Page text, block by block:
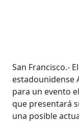
San Francisco.-
estadounidense
para un evento
que presentará
una posible